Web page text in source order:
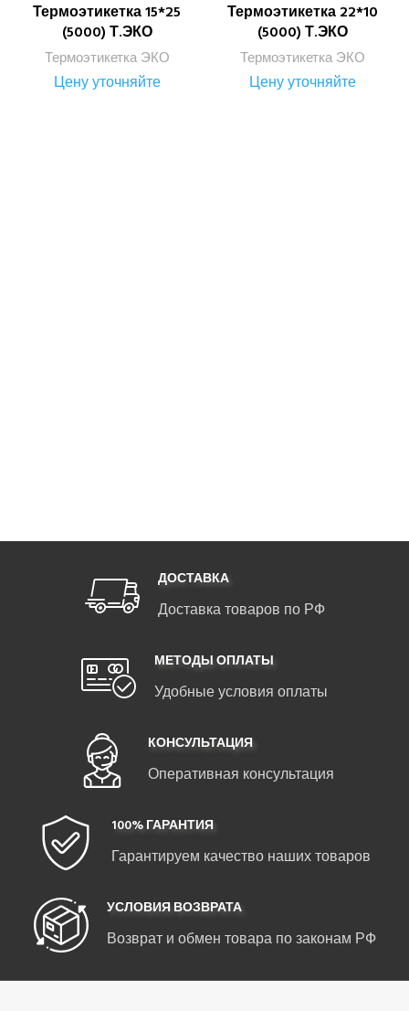
Термоэтикетка 15*25
(5000) Т.ЭКО
Термоэтикетка ЭКО
Цену уточняйте
Термоэтикетка 22*10
(5000) Т.ЭКО
Термоэтикетка ЭКО
Цену уточняйте
ДОСТАВКА
Доставка товаров по РФ
МЕТОДЫ ОПЛАТЫ
Удобные условия оплаты
КОНСУЛЬТАЦИЯ
Оперативная консультация
100% ГАРАНТИЯ
Гарантируем качество наших товаров
УСЛОВИЯ ВОЗВРАТА
Возврат и обмен товара по законам РФ